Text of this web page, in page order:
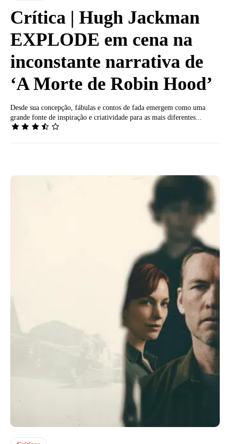
Crítica | Hugh Jackman
EXPLODE em cena na
inconstante narrativa de
‘A Morte de Robin Hood’
Desde sua concepção, fábulas e contos de fada emergem como uma
grande fonte de inspiração e criatividade para as mais diferentes...